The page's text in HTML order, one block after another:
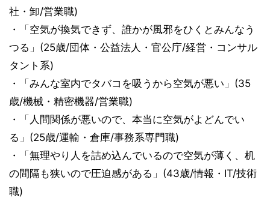
社・卸/営業職)
・「空気が換気できず、誰かが風邪をひくとみんなう
つる」(25歳/団体・公益法人・官公庁/経営・コンサル
タント系)
・「みんな室内でタバコを吸うから空気が悪い」(35
歳/機械・精密機器/営業職)
・「人間関係が悪いので、本当に空気がよどんでい
る」(25歳/運輸・倉庫/事務系専門職)
・「無理やり人を詰め込んでいるので空気が薄く、机
の間隔も狭いので圧迫感がある」(43歳/情報・IT/技術
職)